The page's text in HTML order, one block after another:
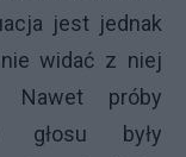
jest jednak
widać z niej
Nawet próby
głosu były